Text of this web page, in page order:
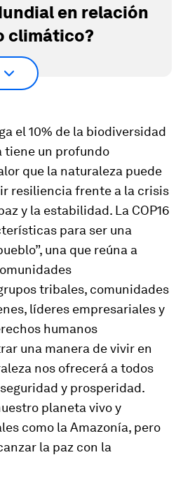
en relación
climático?
el 10% de la biodiversidad
tiene un profundo
que la naturaleza puede
resiliencia frente a la crisis
y la estabilidad. La COP16
para ser una
una que reúna a
tribales, comunidades
líderes empresariales y
humanos
una manera de vivir en
nos ofrecerá a todos
y prosperidad.
planeta vivo y
como la Amazonía, pero
la paz con la